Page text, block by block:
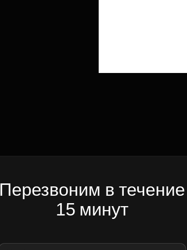
Перезвоним в течение
15 минут